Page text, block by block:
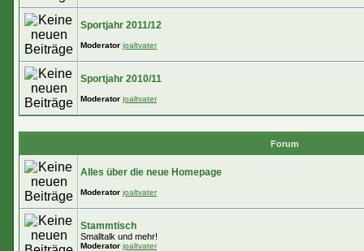
Sportjahr 2011/12
Moderator joaltvater
Sportjahr 2010/11
Moderator joaltvater
Forum
Alles über die neue Homepage
Moderator joaltvater
Stammtisch
Smalltalk und mehr!
Moderator joaltvater